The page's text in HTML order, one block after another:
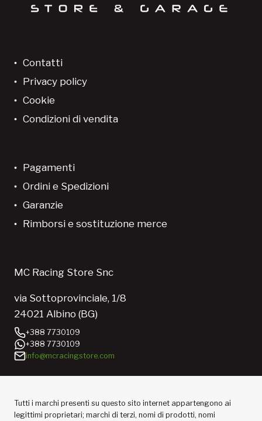
Contatti
Privacy policy
Cookie
Condizioni di vendita
Pagamenti
Ordini e Spedizioni
Garanzie
Rimborsi e sostituzione merce
MC Racing Store Snc
via Sottoprovinciale, 1/8
24021 Albino (BG)
+388 7730109
+388 7730109
info@mcracingstore.com
Tutti i marchi presenti su questo sito internet appartengono ai
legittimi proprietari; marchi di terzi, nomi di prodotti, nomi